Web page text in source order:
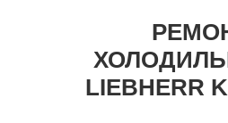
LIEBHERR